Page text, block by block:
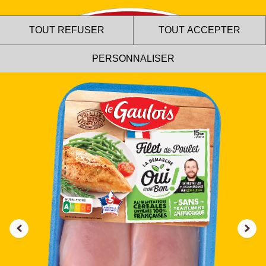
Le site internet Le Gaulois
utilise des cookies !
Nous utilisons des cookies pour nous assurer du bon
fonctionnement de notre site et à des fins analytiques. Vous
pouvez changer d'avis à tout moment en cliquant sur l'icône
présente sur chaque page de notre site. En autorisant ces
services tiers, vous acceptez le dépôt et la lecture de
cookies et l'utilisation de technologies de suivi nécessaires
à leur bon fonctionnement.
Charte de confidentialité
TOUT REFUSER TOUT ACCEPTER
PERSONNALISER